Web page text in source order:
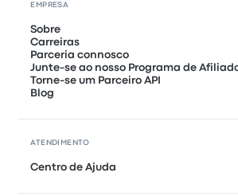
EMPRESA
Sobre
Carreiras
Parceria connosco
Junte-se ao nosso Programa de
Torne-se um Parceiro API
Blog
ATENDIMENTO
Centro de Ajuda